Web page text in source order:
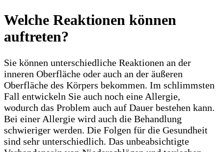
Welche Reaktionen können
auftreten?
Sie können unterschiedliche Reaktionen an der
inneren Oberfläche oder auch an der äußeren
Oberfläche des Körpers bekommen. Im schlimmsten
Fall entwickeln Sie auch noch eine Allergie,
wodurch das Problem auch auf Dauer bestehen kann.
Bei einer Allergie wird auch die Behandlung
schwieriger werden. Die Folgen für die Gesundheit
sind sehr unterschiedlich. Das unbeabsichtigte